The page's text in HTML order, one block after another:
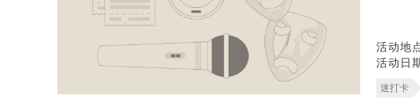
活动地
活动日
迷打卡